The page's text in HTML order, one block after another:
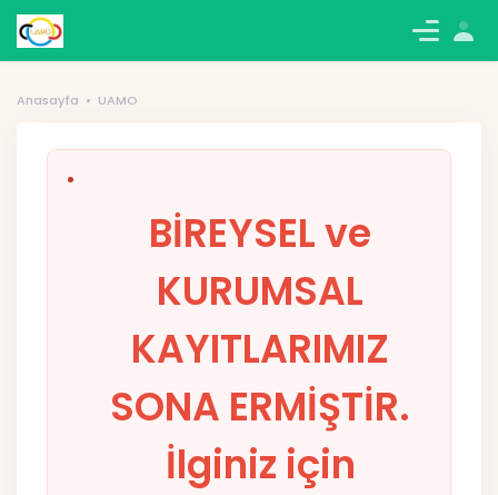
Oturum Aç
Anasayfa UAMO
BİREYSEL ve
KURUMSAL
KAYITLARIMIZ
SONA ERMİŞTİR.
İlginiz için